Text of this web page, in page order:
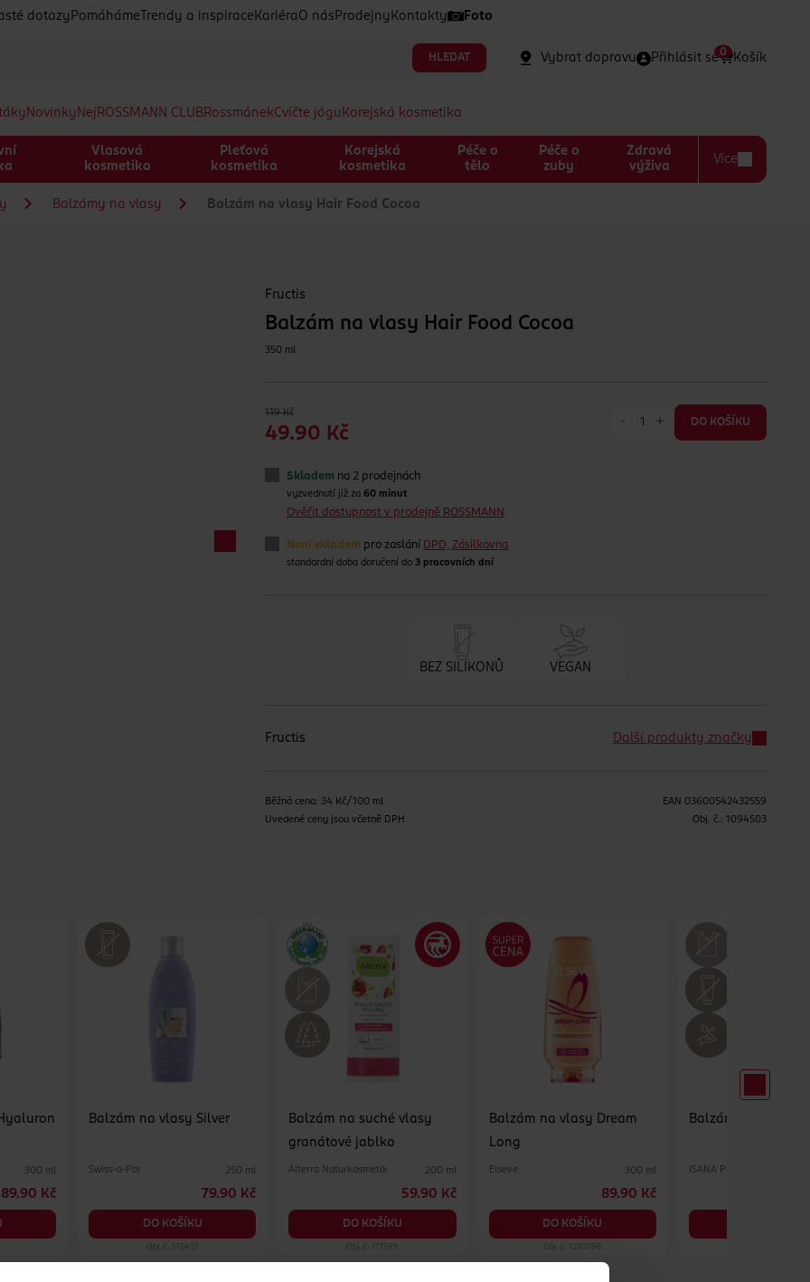
dotazy Pomáháme Trendy a inspirace Kariéra O nás Prodejny Kontakty Foto
HLEDAT Vybrat dopravu Přihlásit se Košík
0
Novinky Nej ROSSMANN CLUBRossmánekCvičte jógu Korejská kosmetika
Vlasová
kosmetika
Pleťová
kosmetika
Korejská
kosmetika
Péče o
tělo
Péče o
zuby
Zdravá
výživa
Více
Balzámy na vlasy Balzám na vlasy Hair Food Cocoa
Fructis
Balzám na vlasy Hair Food Cocoa
350 ml
119 Kč
49.90 Kč
- + DO KOŠÍKU
Skladem na 2 prodejnách
vyzvednutí již za60 minut
Ověřit dostupnost v prodejně ROSSMANN
Není skladem pro zaslání DPD, Zásilkovna
standardní doba doručení do 3 pracovních dní
BEZ SILIKONŮ VEGAN
Fructis Další produkty značky
Běžná cena: 34 Kč/100 ml
Uvedené ceny jsou včetně DPH
EAN 03600542432559
Obj. č.: 1094503
300 ml
89.90 Kč
Balzám na vlasy Silver
Swiss-o-Par 250 ml
79.90 Kč
DO KOŠÍKU
Obj. č.: 515412
Balzám na suché vlasy
granátové jablko
Alterra Naturkosmetik 200 ml
59.90 Kč
DO KOŠÍKU
Obj. č.: 171199
Balzám na vlasy Dream
Long
Elseve 300 ml
89.90 Kč
DO KOŠÍKU
Obj. č.: 1230796
Balzám Plex
ISANA Professional